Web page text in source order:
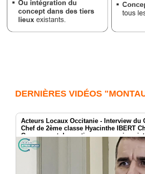
DERNIÈRES VIDÉOS
Acteurs Locaux Occitanie - Interview du
Chef de 2ème classe Hyacinthe IBERT
Groupement de soutien au